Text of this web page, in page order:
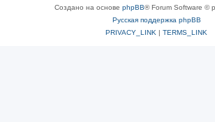
Создано на основе phpBB® Forum Software ©
Русская поддержка phpBB
PRIVACY_LINK | TERMS_LINK